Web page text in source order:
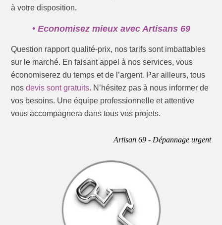
à votre disposition.
• Economisez mieux avec Artisans 69
Question rapport qualité-prix, nos tarifs sont imbattables
sur le marché. En faisant appel à nos services, vous
économiserez du temps et de l’argent. Par ailleurs, tous
nosdevis sont gratuits. N’hésitez pas à nous informer de
vos besoins. Une équipe professionnelle et attentive
vous accompagnera dans tous vos projets.
Artisan 69 - Dépannage urgent